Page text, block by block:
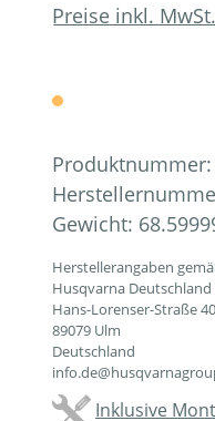
Preise inkl.
Produktnummer:
Gewicht:
Herstellerangaben
Husqvarna Deutschland
Hans-Lorenser-Straße 40
89079 Ulm
Deutschland
Inklusive